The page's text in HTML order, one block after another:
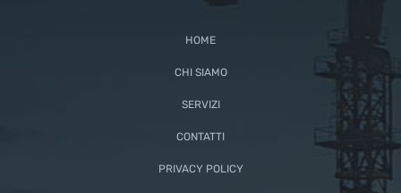
HOME
CHI SIAMO
SERVIZI
CONTATTI
PRIVACY POLICY